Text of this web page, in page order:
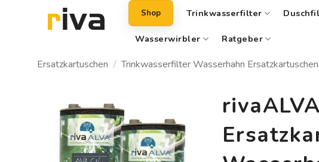
Shop Trinkwasserfilter
Wasserwirbler Ratgeber
Ersatzkartuschen / Trinkwasserfilter Wasserhahn Ersatzkartuschen
Auf die
Wunschliste